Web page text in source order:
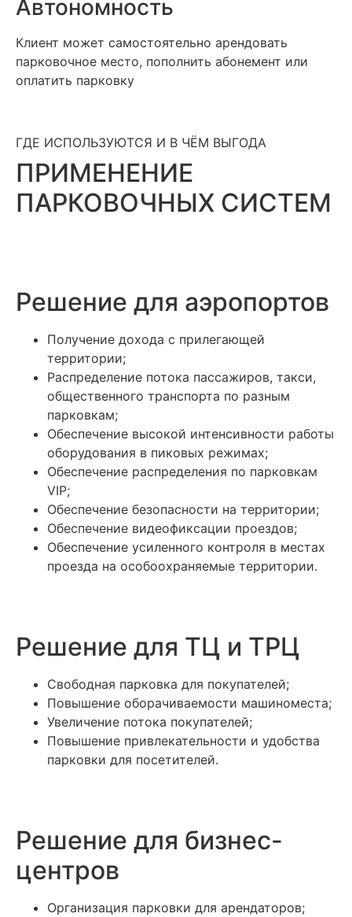
Автономность
Клиент может самостоятельно арендовать
парковочное место, пополнить абонемент или
оплатить парковку
ГДЕ ИСПОЛЬЗУЮТСЯ И В ЧЁМ ВЫГОДА
ПРИМЕНЕНИЕ
ПАРКОВОЧНЫХ СИСТЕМ
Решение для аэропортов
Получение дохода с прилегающей
территории;
Распределение потока пассажиров, такси,
общественного транспорта по разным
парковкам;
Обеспечение высокой интенсивности работы
оборудования в пиковых режимах;
Обеспечение распределения по парковкам
VIP;
Обеспечение безопасности на территории;
Обеспечение видеофиксации проездов;
Обеспечение усиленного контроля в местах
проезда на особоохраняемые территории.
Решение для ТЦ и ТРЦ
Свободная парковка для покупателей;
Повышение оборачиваемости машиноместа;
Увеличение потока покупателей;
Повышение привлекательности и удобства
парковки для посетителей.
Решение для бизнес-
центров
Организация парковки для арендаторов;